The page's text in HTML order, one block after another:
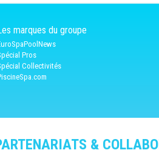
marques du groupe
Pros
Collectivités
&